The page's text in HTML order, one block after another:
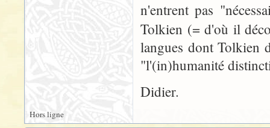
n'entrent pas
Tolkien (= d'où il
langues dont Tolkien
"l'(in)humanité
Didier.
Hors ligne